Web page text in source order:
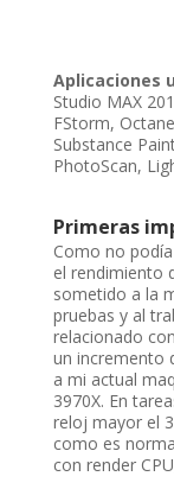
Aplicaciones
Studio MAX
FStorm,
Substance
PhotoScan,
Primeras
Como no
el rendimiento
sometido a la
pruebas y al
relacionado
un incremento
a mi actual
3970X. En
reloj mayor el
como es
con render